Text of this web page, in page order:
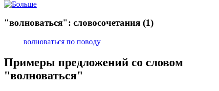
"волноваться": словосочетания (1)
волноваться по поводу
Примеры предложений со словом
"волноваться"